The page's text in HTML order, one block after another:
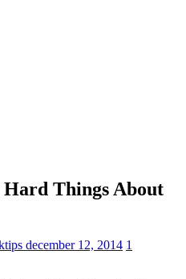
Things About
december 12, 2014 1